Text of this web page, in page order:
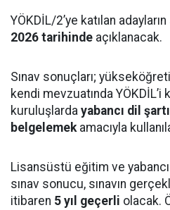
YÖKDİL/2’ye katılan
2026 tarihinde açıklanacak.
Sınav sonuçları;
kendi mevzuatında
kuruluşlarda yabancı dil
belgelemekamacıyla
Lisansüstü eğitim ve
sınav sonucu, sınavın
itibaren 5 yıl geçerli olacak.